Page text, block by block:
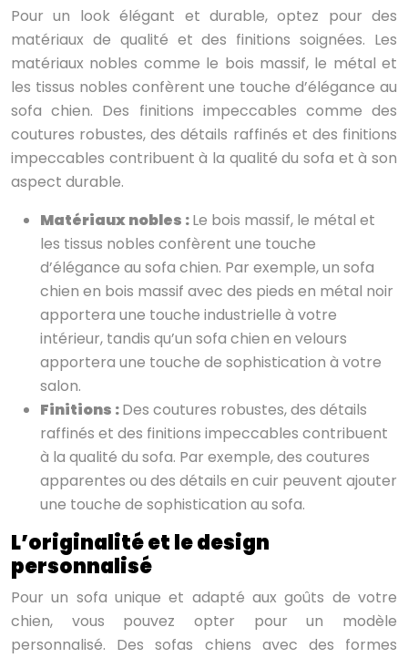
Pour un look élégant et durable, optez pour des
matériaux de qualité et des finitions soignées. Les
matériaux nobles comme le bois massif, le métal et
les tissus nobles confèrent une touche d’élégance au
sofa chien. Des finitions impeccables comme des
coutures robustes, des détails raffinés et des finitions
impeccables contribuent à la qualité du sofa et à son
aspect durable.
Matériaux nobles :Le bois massif, le métal et
les tissus nobles confèrent une touche
d’élégance au sofa chien. Par exemple, un sofa
chien en bois massif avec des pieds en métal noir
apportera une touche industrielle à votre
intérieur, tandis qu’un sofa chien en velours
apportera une touche de sophistication à votre
salon.
Finitions :Des coutures robustes, des détails
raffinés et des finitions impeccables contribuent
à la qualité du sofa. Par exemple, des coutures
apparentes ou des détails en cuir peuvent ajouter
une touche de sophistication au sofa.
L’originalité et le design
personnalisé
Pour un sofa unique et adapté aux goûts de votre
chien, vous pouvez opter pour un modèle
personnalisé. Des sofas chiens avec des formes